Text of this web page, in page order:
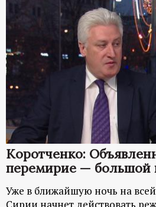
Коротченко:
перемирие — большой
Уже в ближайшую ночь на
Сирии начнет действовать